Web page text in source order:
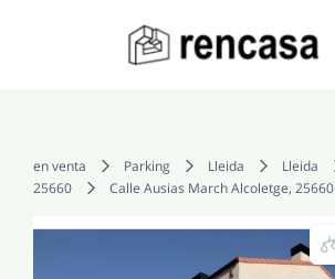
COMPRAR
ALQUILAR
en venta Parking Lleida Lleida
25660
Calle Ausias March Alcoletge, 25660